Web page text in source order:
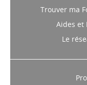
Trouver ma
Aides et
Le